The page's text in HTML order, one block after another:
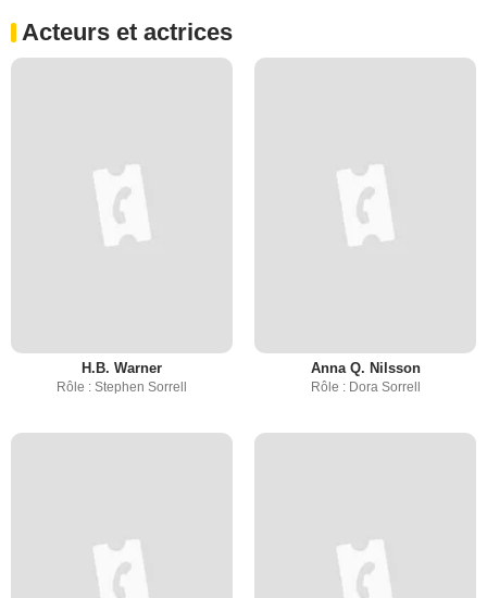
Acteurs et actrices
H.B. Warner
Rôle : Stephen Sorrell
Anna Q. Nilsson
Rôle : Dora Sorrell